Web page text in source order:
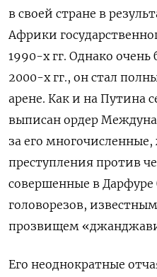
в своей стране в
Африки
1990-х гг. Однако очень
2000-х гг., он стал
арене. Как и на Путина
выписан ордер
за его
преступления против
совершенные в Дарфуре
головорезов,
прозвищем
Его неоднократные